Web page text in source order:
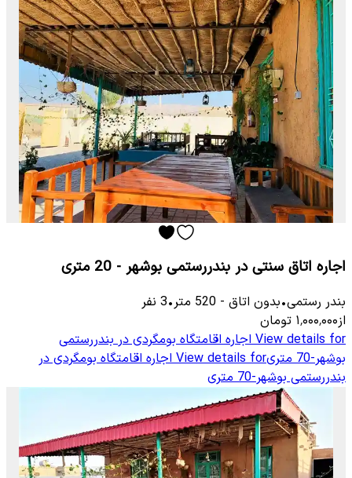
اجاره اتاق سنتی در بندررستمی بوشهر - 20 متری
بندر رستمی•بدون اتاق -
520 متر•
3 نفر
از۱٬۰۰۰٬۰۰۰ تومان
View details for اجاره اقامتگاه بومگردی در بندررستمی
بوشهر-70 متری
View details for اجاره اقامتگاه بومگردی در
بندررستمی بوشهر-70 متری